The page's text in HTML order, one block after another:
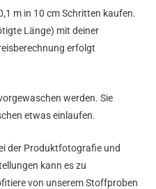
m in 10 cm Schritten kaufen.
Länge) mit deiner
erfolgt
werden. Sie
etwas einlaufen.
der Produktfotografie und
kann es zu
von unserem Stoffproben